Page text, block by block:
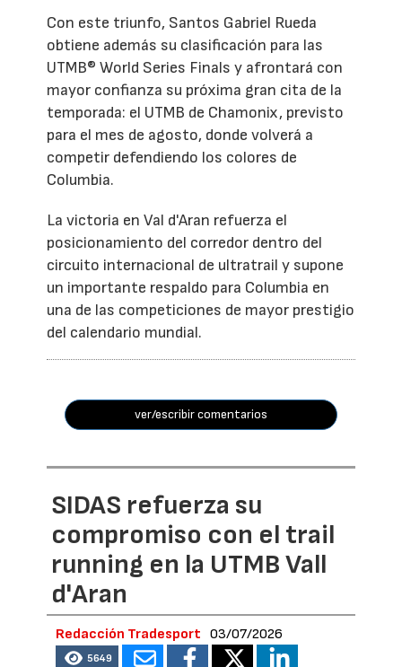
Con este triunfo, Santos Gabriel Rueda
obtiene además su clasificación para las
UTMB® World Series Finals y afrontará con
mayor confianza su próxima gran cita de la
temporada: el UTMB de Chamonix, previsto
para el mes de agosto, donde volverá a
competir defendiendo los colores de
Columbia.
La victoria en Val d'Aran refuerza el
posicionamiento del corredor dentro del
circuito internacional de ultratrail y supone
un importante respaldo para Columbia en
una de las competiciones de mayor prestigio
del calendario mundial.
ver/escribir comentarios
SIDAS refuerza su
compromiso con el trail
running en la UTMB Vall
d'Aran
Redacción Tradesport 03/07/2026
5649